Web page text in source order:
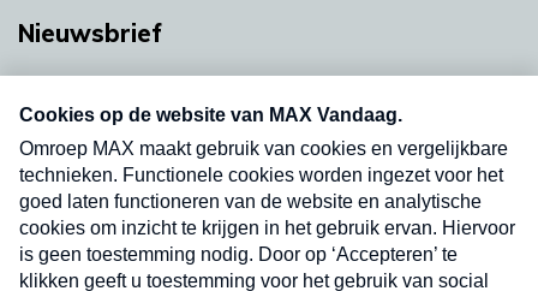
Nieuwsbrief
Neem hier een gratis abonnement op onze
nieuwsbrief. Elke vrijdag- en dinsdagochtend in
uw mailbox.
Verzend